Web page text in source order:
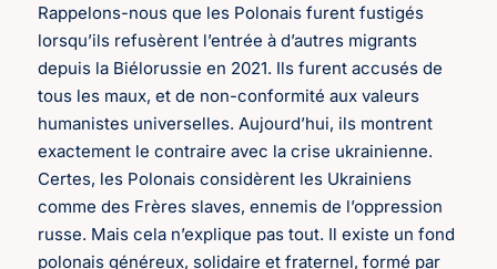
Rappelons-nous que les Polonais furent fustigés
lorsqu’ils refusèrent l’entrée à d’autres migrants
depuis la Biélorussie en 2021. Ils furent accusés de
tous les maux, et de non-conformité aux valeurs
humanistes universelles. Aujourd’hui, ils montrent
exactement le contraire avec la crise ukrainienne.
Certes, les Polonais considèrent les Ukrainiens
comme des Frères slaves, ennemis de l’oppression
russe. Mais cela n’explique pas tout. Il existe un fond
polonais généreux, solidaire et fraternel, formé par